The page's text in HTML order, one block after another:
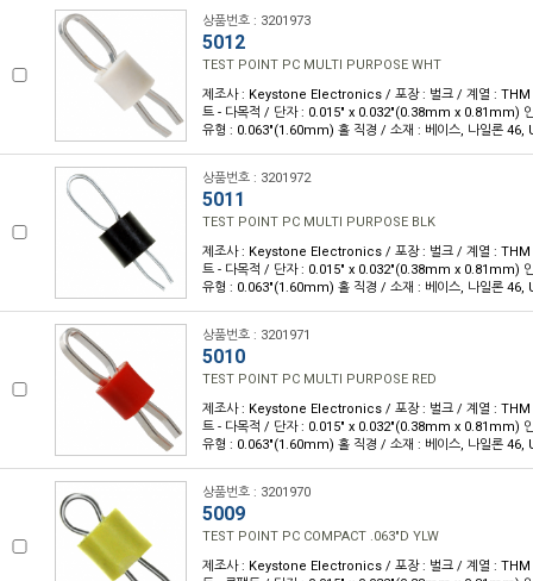
상품번호 : 3201973
5012
TEST POINT PC MULTI PURPOSE WHT
제조사 : Keystone Electronics / 포장 : 벌크 / 계열 : THM
트 - 다목적 / 단자 : 0.015" x 0.032"(0.38mm x 0.81mm)
유형 : 0.063"(1.60mm) 홀 직경 / 소재 : 베이스, 나일론 46,
상품번호 : 3201972
5011
TEST POINT PC MULTI PURPOSE BLK
제조사 : Keystone Electronics / 포장 : 벌크 / 계열 : THM
트 - 다목적 / 단자 : 0.015" x 0.032"(0.38mm x 0.81mm)
유형 : 0.063"(1.60mm) 홀 직경 / 소재 : 베이스, 나일론 46,
상품번호 : 3201971
5010
TEST POINT PC MULTI PURPOSE RED
제조사 : Keystone Electronics / 포장 : 벌크 / 계열 : THM
트 - 다목적 / 단자 : 0.015" x 0.032"(0.38mm x 0.81mm)
유형 : 0.063"(1.60mm) 홀 직경 / 소재 : 베이스, 나일론 46,
상품번호 : 3201970
5009
TEST POINT PC COMPACT .063"D YLW
제조사 : Keystone Electronics / 포장 : 벌크 / 계열 : THM